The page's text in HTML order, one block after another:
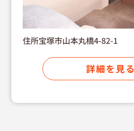
住所宝塚市山本丸橋4-82-1
詳細を見る